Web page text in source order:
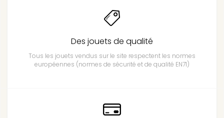
Des jouets de qualité
Tous les jouets vendus sur le site respectent les normes
européennes (normes de sécurité et de qualité EN71)